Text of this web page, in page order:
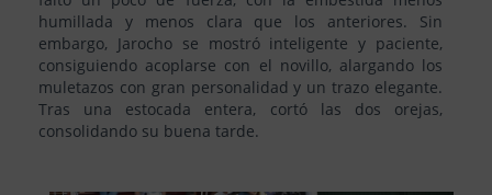
humillada y menos clara que los anteriores. Sin
embargo, Jarocho se mostró inteligente y paciente,
consiguiendo acoplarse con el novillo, alargando los
muletazos con gran personalidad y un trazo elegante.
Tras una estocada entera, cortó las dos orejas,
consolidando su buena tarde.